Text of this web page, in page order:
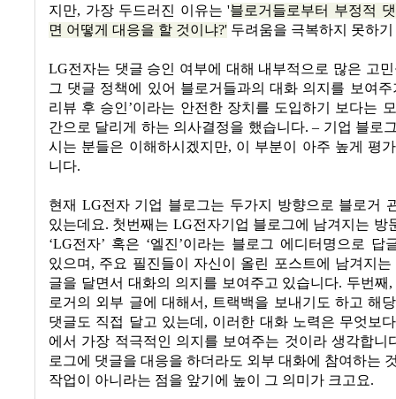
지만, 가장 두드러진 이유는 '블로거들로부터 부정적
면 어떻게 대응을 할 것이냐?' 두려움을 극복하지 못하
LG전자는 댓글 승인 여부에 대해 내부적으로 많은 고
그 댓글 정책에 있어 블로거들과의 대화 의지를 보여
리뷰 후 승인’이라는 안전한 장치를 도입하기 보다는
간으로 달리게 하는 의사결정을 했습니다. – 기업 블로
시는 분들은 이해하시겠지만, 이 부분이 아주 높게 평
니다.
현재 LG전자 기업 블로그는 두가지 방향으로 블로거
있는데요. 첫번째는 LG전자기업 블로그에 남겨지는 방
‘LG전자’ 혹은 ‘엘진’이라는 블로그 에디터명으로 답
있으며 , 주요 필진들이 자신이 올린 포스트에 남겨지
글을 달면서 대화의 의지를 보여주고 있습니다. 두번째
로거의 외부 글에 대해서 , 트랙백을 보내기도 하고 해
댓글도 직접 달고 있는데 , 이러한 대화 노력은 무엇보
에서 가장 적극적인 의지를 보여주는 것이라 생각합니
로그에 댓글을 대응을 하더라도 외부 대화에 참여하는
작업이 아니라는 점을 앞기에 높이 그 의미가 크고요.